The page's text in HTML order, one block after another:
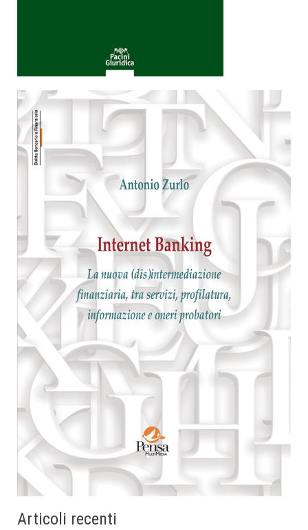
Articoli recenti